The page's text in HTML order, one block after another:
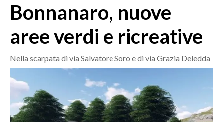
ORISTANO E PROVINCIA
GALLURA
NUORO E PROVINCIA
AGENDA
CRONACA
Bonnanaro, nuove
aree verdi e ricreative
Nella scarpata di via Salvatore Soro e di via Grazia Deledda